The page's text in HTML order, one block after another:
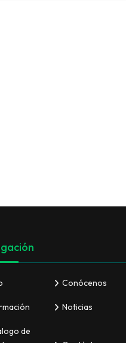
Conócenos
Noticias
de